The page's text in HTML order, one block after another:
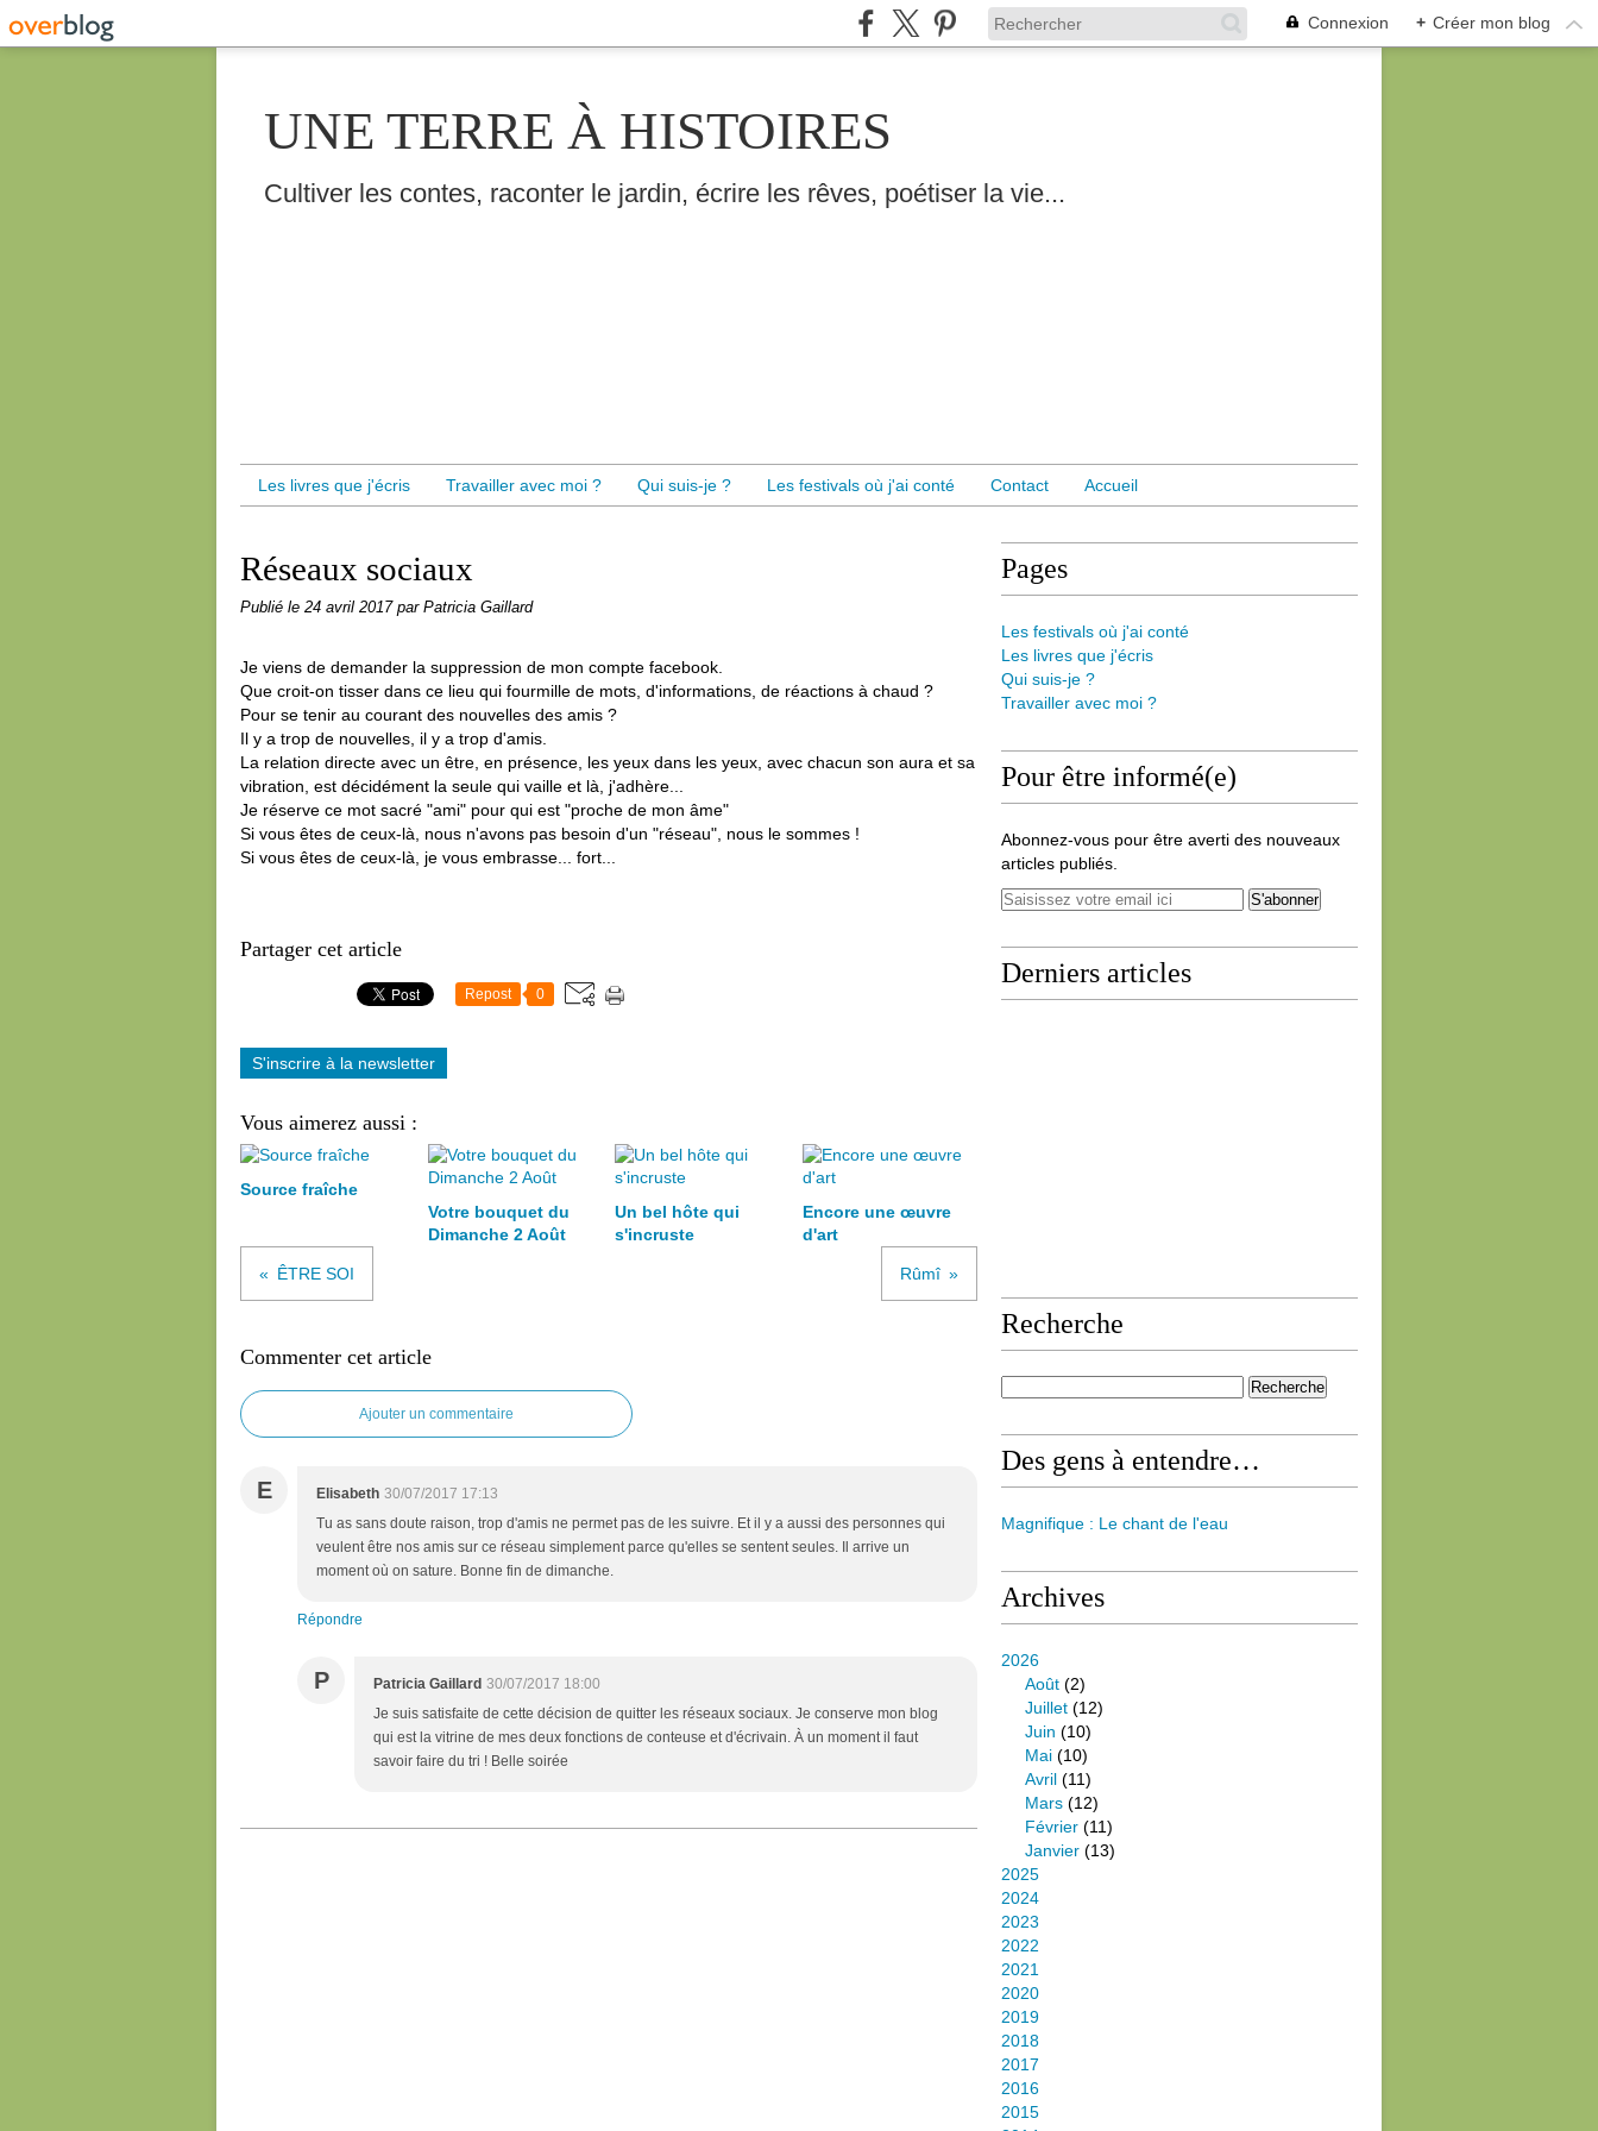
Connexion + Créer mon blog
UNE TERRE À HISTOIRES
Cultiver les contes, raconter le jardin, écrire les rêves, poétiser la vie...
Les livres que j'écris Travailler avec moi ? Qui suis-je ? Les festivals où j'ai conté Contact Accueil
Réseaux sociaux
Publié le 24 avril 2017 par Patricia Gaillard
Je viens de demander la suppression de mon compte facebook.
Que croit-on tisser dans ce lieu qui fourmille de mots, d'informations, de réactions à chaud ?
Pour se tenir au courant des nouvelles des amis ?
Il y a trop de nouvelles, il y a trop d'amis.
La relation directe avec un être, en présence, les yeux dans les yeux, avec chacun son aura et sa
vibration, est décidément la seule qui vaille et là, j'adhère...
Je réserve ce mot sacré "ami" pour qui est "proche de mon âme"
Si vous êtes de ceux-là, nous n'avons pas besoin d'un "réseau", nous le sommes !
Si vous êtes de ceux-là, je vous embrasse... fort...
Partager cet article
Repost 0
S'inscrire à la newsletter
Vous aimerez aussi :
Source fraîche
Votre bouquet du
Dimanche 2 Août
Un bel hôte qui
s'incruste
Encore une œuvre
d'art
ÊTRE SOI Rûmî
Commenter cet article
Ajouter un commentaire
E Elisabeth 30/07/2017 17:13
Tu as sans doute raison, trop d'amis ne permet pas de les suivre. Et il y a aussi des personnes qui
veulent être nos amis sur ce réseau simplement parce qu'elles se sentent seules. Il arrive un
moment où on sature. Bonne fin de dimanche.
Répondre
P Patricia Gaillard 30/07/2017 18:00
Je suis satisfaite de cette décision de quitter les réseaux sociaux. Je conserve mon blog
qui est la vitrine de mes deux fonctions de conteuse et d'écrivain. À un moment il faut
savoir faire du tri ! Belle soirée
Pages
Les festivals où j'ai conté
Les livres que j'écris
Qui suis-je ?
Travailler avec moi ?
Pour être informé(e)
Abonnez-vous pour être averti des nouveaux
articles publiés.
Derniers articles
Recherche
Des gens à entendre…
Magnifique : Le chant de l'eau
Archives
2026
Août (2)
Juillet (12)
Juin (10)
Mai (10)
Avril (11)
Mars (12)
Février (11)
Janvier (13)
2025
2024
2023
2022
2021
2020
2019
2018
2017
2016
2015